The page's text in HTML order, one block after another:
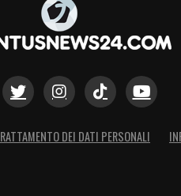
DEI DATI PERSONALI